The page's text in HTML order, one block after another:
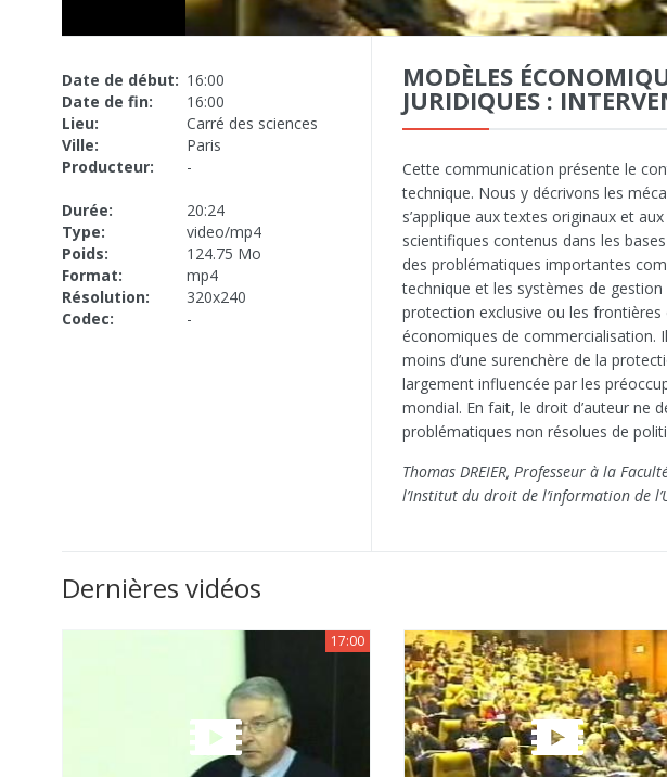
Date de début: 16:00
Date de fin:
16:00
Lieu:
Carré des sciences
Ville:
Paris
Producteur:
-
Durée:
20:24
Type:
video/mp4
Poids:
124.75 Mo
Format:
mp4
Résolution:
320x240
Codec:
-
MODÈLES
JURIDIQUES :
Cette communication présente le
technique. Nous y décrivons les
s’applique aux textes originaux et
scientifiques contenus dans les
des problématiques importantes
technique et les systèmes de
protection exclusive ou les
économiques de commercialisation.
moins d’une surenchère de la
largement influencée par les
mondial. En fait, le droit d’auteur ne
problématiques non résolues de
Thomas DREIER, Professeur à la
l’Institut du droit de l’information de
Dernières vidéos
17:00